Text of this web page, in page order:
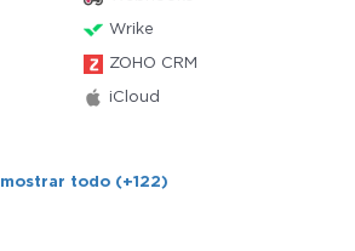
Wrike
ZOHO CRM
iCloud
mostrar todo (+122)